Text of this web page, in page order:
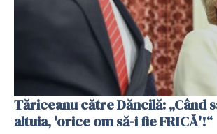
Tăriceanu către Dăncilă: „Când
altuia, 'orice om să-i fie FRICĂ'!“